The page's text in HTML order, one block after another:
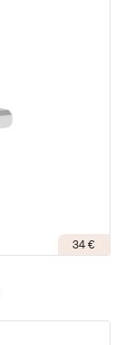
34 €